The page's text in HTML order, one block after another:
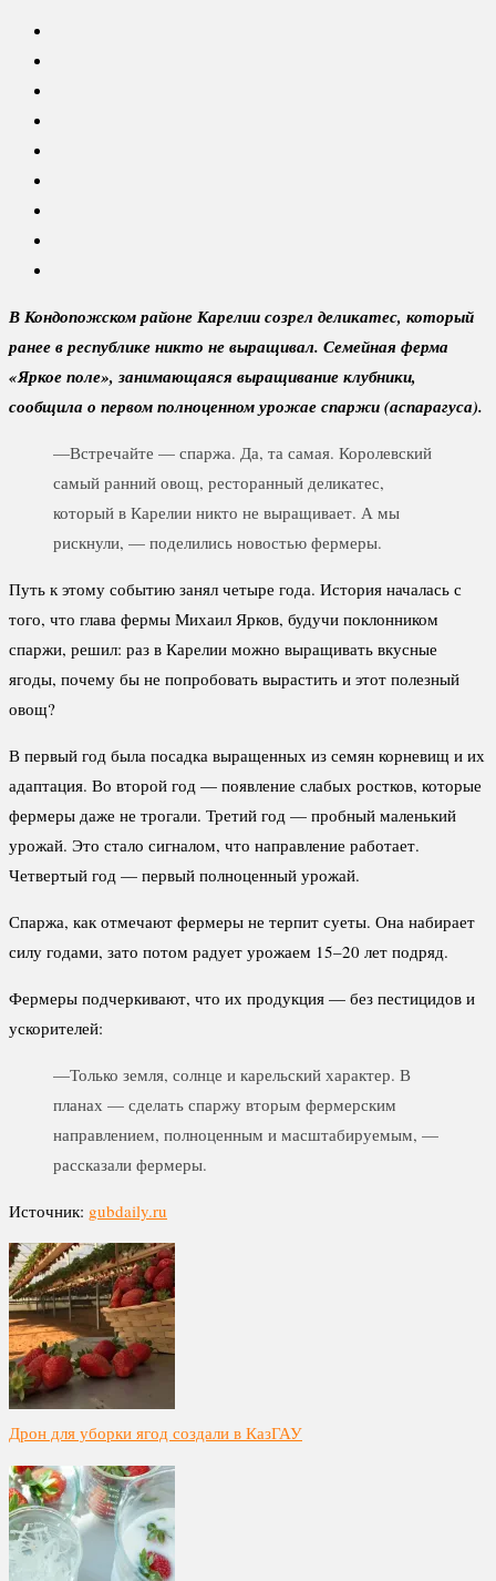
В Кондопожском районе Карелии созрел деликатес, который
ранее в республике никто не выращивал. Семейная ферма
«Яркое поле», занимающаяся выращивание клубники,
сообщила о первом полноценном урожае спаржи (аспарагуса).
—Встречайте — спаржа. Да, та самая. Королевский
самый ранний овощ, ресторанный деликатес,
который в Карелии никто не выращивает. А мы
рискнули, — поделились новостью фермеры.
Путь к этому событию занял четыре года. История началась с
того, что глава фермы Михаил Ярков, будучи поклонником
спаржи, решил: раз в Карелии можно выращивать вкусные
ягоды, почему бы не попробовать вырастить и этот полезный
овощ?
В первый год была посадка выращенных из семян корневищ и их
адаптация. Во второй год — появление слабых ростков, которые
фермеры даже не трогали. Третий год — пробный маленький
урожай. Это стало сигналом, что направление работает.
Четвертый год — первый полноценный урожай.
Спаржа, как отмечают фермеры не терпит суеты. Она набирает
силу годами, зато потом радует урожаем 15–20 лет подряд.
Фермеры подчеркивают, что их продукция — без пестицидов и
ускорителей:
—Только земля, солнце и карельский характер. В
планах — сделать спаржу вторым фермерским
направлением, полноценным и масштабируемым, —
рассказали фермеры.
Источник: gubdaily.ru
Дрон для уборки ягод создали в КазГАУ